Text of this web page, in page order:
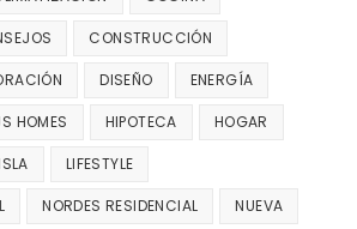
CONSTRUCCIÓN
DISEÑO ENERGÍA
HOMES HIPOTECA HOGAR
LIFESTYLE
NORDES RESIDENCIAL NUEVA